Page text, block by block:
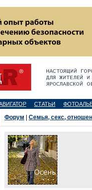
СТАТЬИ
Форум Семья, секс,